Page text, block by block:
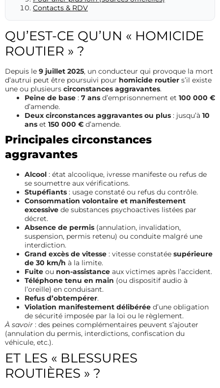
Contacts & RDV
QU’EST-CE QU’UN « HOMICIDE
ROUTIER » ?
Depuis le 9 juillet 2025, un conducteur qui provoque la mort
d’autrui peut être poursuivi pour homicide routier s’il existe
une ou plusieurs circonstances aggravantes.
Peine de base : 7 ans d’emprisonnement et 100 000 €
d’amende.
Deux circonstances aggravantes ou plus : jusqu’à 10
ans et 150 000 € d’amende.
Principales circonstances
aggravantes
Alcool : état alcoolique, ivresse manifeste ou refus de
se soumettre aux vérifications.
Stupéfiants : usage constaté ou refus du contrôle.
Consommation volontaire et manifestement
excessive de substances psychoactives listées par
décret.
Absence de permis (annulation, invalidation,
suspension, permis retenu) ou conduite malgré une
interdiction.
Grand excès de vitesse : vitesse constatée supérieure
de 30 km/h à la limite.
Fuite ou non-assistance aux victimes après l’accident.
Téléphone tenu en main (ou dispositif audio à
l’oreille) en conduisant.
Refus d’obtempérer.
Violation manifestement délibérée d’une obligation
de sécurité imposée par la loi ou le règlement.
À savoir : des peines complémentaires peuvent s’ajouter
(annulation du permis, interdictions, confiscation du
véhicule, etc.).
ET LES « BLESSURES
ROUTIÈRES » ?